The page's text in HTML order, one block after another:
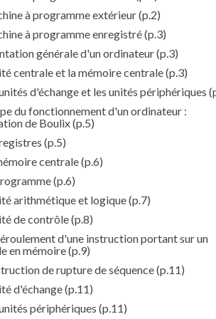
à programme extérieur(p.2)
à programme enregistré(p.3)
générale d'un ordinateur(p.3)
centrale et la mémoire centrale(p.3)
d'échange et les unités périphériques
du fonctionnement d'un ordinateur :
de Boulix(p.5)
(p.5)
centrale(p.6)
(p.6)
arithmétique et logique(p.7)
de contrôle(p.8)
d'une instruction portant sur un
en mémoire(p.9)
de rupture de séquence(p.11)
d'échange(p.11)
périphériques (p.11)